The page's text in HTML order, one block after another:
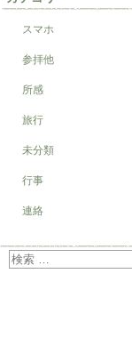
スマホ
参拝他
所感
旅行
未分類
行事
連絡